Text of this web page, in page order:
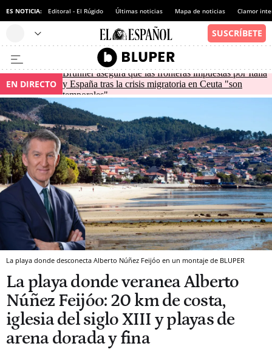
ES NOTICIA: Editoral - El Rúgido Últimas noticias Mapa de noticias Clamor
EN DIRECTO
Brunner asegura que las fronteras impuestas por Italia
y España tras la crisis migratoria en Ceuta "son
temporales"
La playa donde desconecta Alberto Núñez Feijóo en un montaje de BLUPER
La playa donde veranea Alberto
Núñez Feijóo: 20 km de costa,
iglesia del siglo XIII y playas de
arena dorada y fina